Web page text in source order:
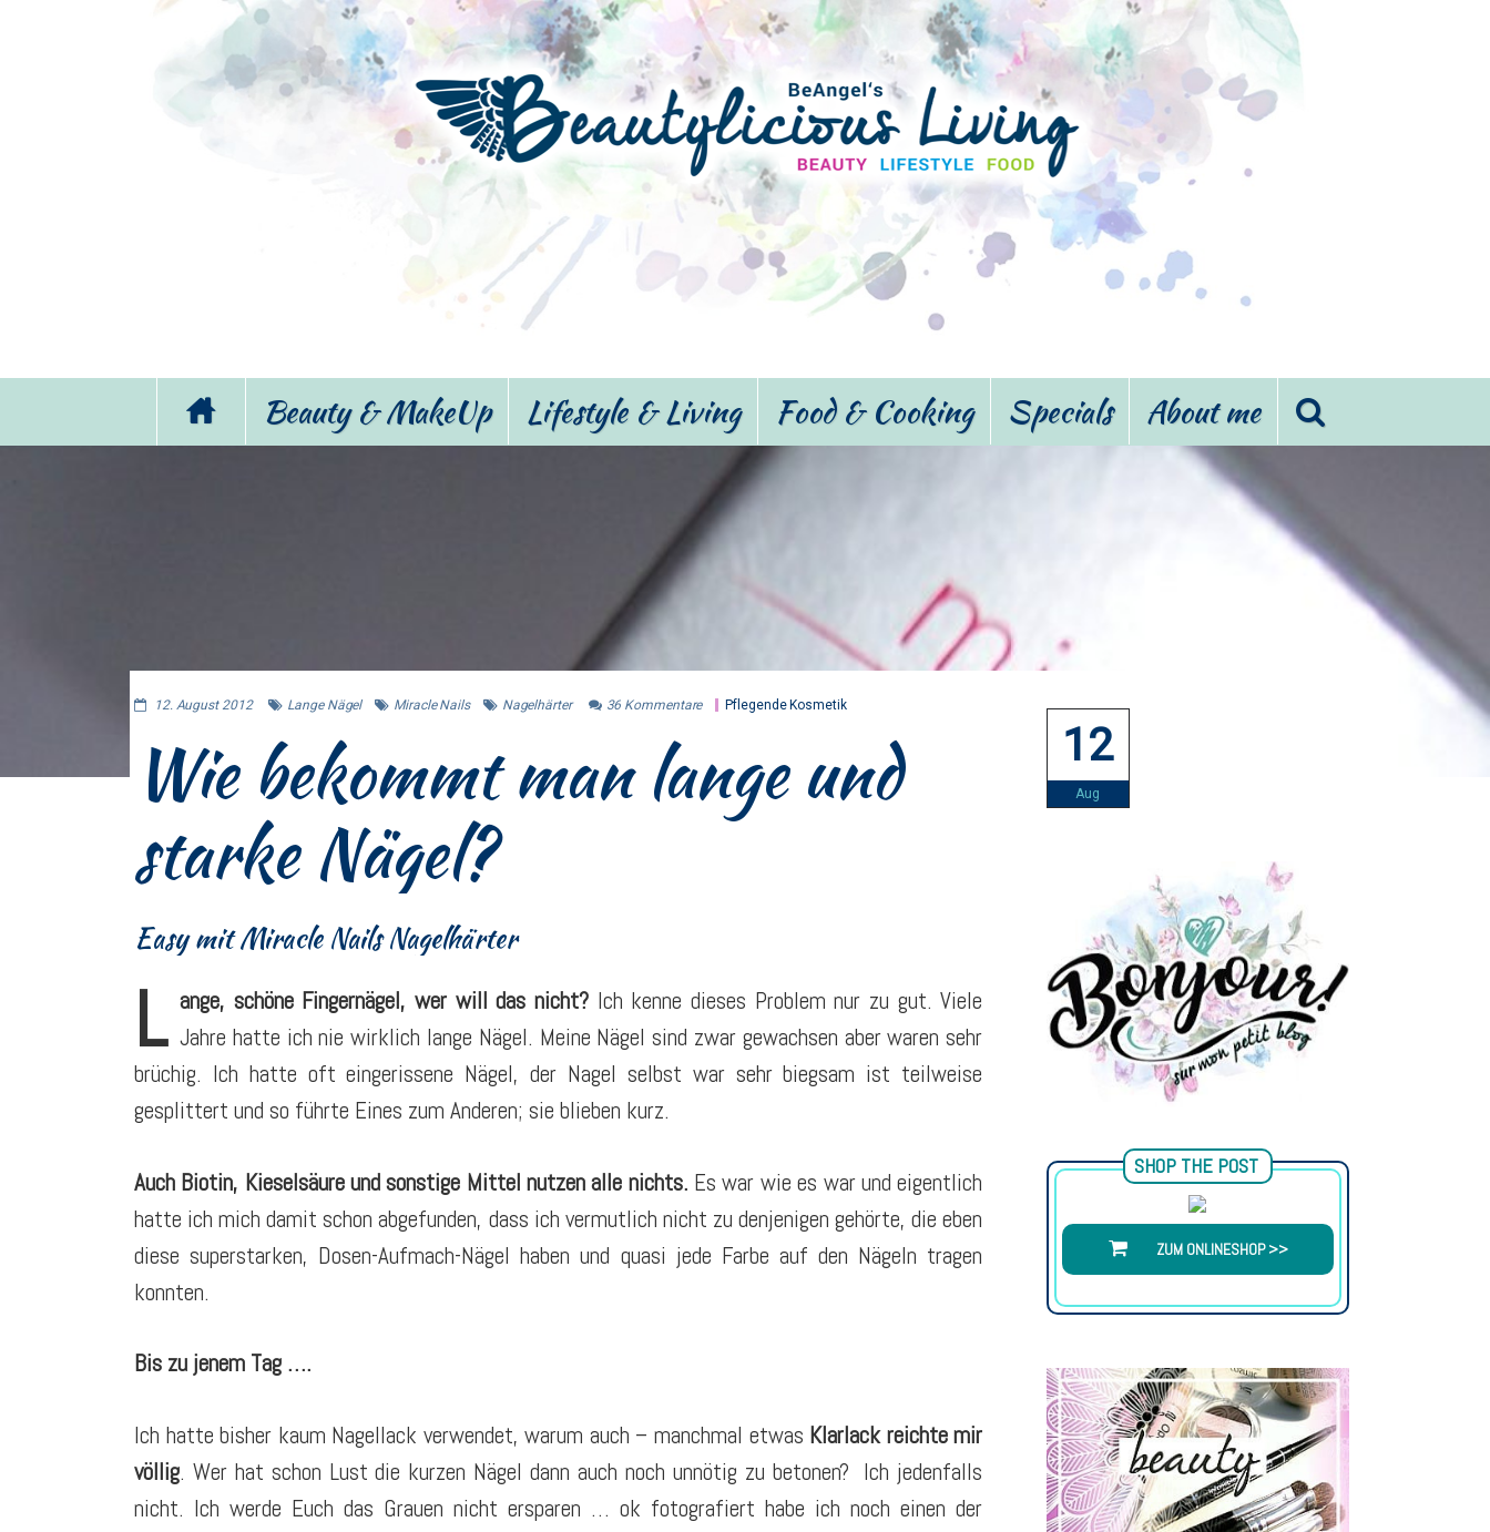
Beauty & MakeUp Lifestyle & Living Food & Cooking Specials About me
Pflegende Kosmetik
12. August 2012 Lange Nägel Miracle Nails Nagelhärter 36 Kommentare
Wie bekommt man lange und
starke Nägel?
Easy mit Miracle Nails Nagelhärter
L ange, schöne Fingernägel, wer will das nicht?Ich kenne dieses Problem nur zu gut. Viele
Jahre hatte ich nie wirklich lange Nägel. Meine Nägel sind zwar gewachsen aber waren sehr
brüchig. Ich hatte oft eingerissene Nägel, der Nagel selbst war sehr biegsam ist teilweise
gesplittert und so führte Eines zum Anderen; sie blieben kurz.
Auch Biotin, Kieselsäure und sonstige Mittel nutzen alle nichts. Es war wie es war und eigentlich
hatte ich mich damit schon abgefunden, dass ich vermutlich nicht zu denjenigen gehörte, die eben
diese superstarken, Dosen-Aufmach-Nägel haben und quasi jede Farbe auf den Nägeln tragen
konnten.
Bis zu jenem Tag ….
Ich hatte bisher kaum Nagellack verwendet, warum auch – manchmal etwas Klarlack reichte mir
völlig. Wer hat schon Lust die kurzen Nägel dann auch noch unnötig zu betonen? Ich jedenfalls
nicht. Ich werde Euch das Grauen nicht ersparen … ok fotografiert habe ich noch einen der
12
Aug
SHOP THE POST
ZUM ONLINESHOP >>